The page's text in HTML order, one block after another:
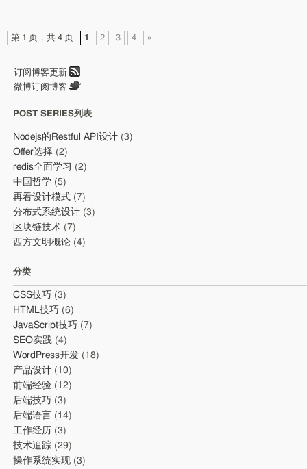
第 1 页，共 4 页 1 2 3 4 »
订阅博客更新
微博订阅博客
POST SERIES列表
Nodejs的Restful API设计 (3)
Offer选择 (2)
redis全面学习 (2)
中国哲学 (5)
再看设计模式 (7)
分布式系统设计 (3)
区块链技术 (7)
西方文明概论 (4)
分类
CSS技巧 (3)
HTML技巧 (6)
JavaScript技巧 (7)
SEO实践 (4)
WordPress开发 (18)
产品设计 (10)
前端经验 (12)
后端技巧 (3)
后端语言 (14)
工作经历 (3)
技术追踪 (29)
操作系统实现 (3)